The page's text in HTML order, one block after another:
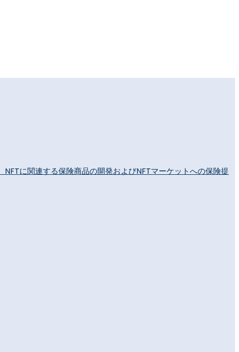
に関連する保険商品の開発およびNFTマーケットへの保険提